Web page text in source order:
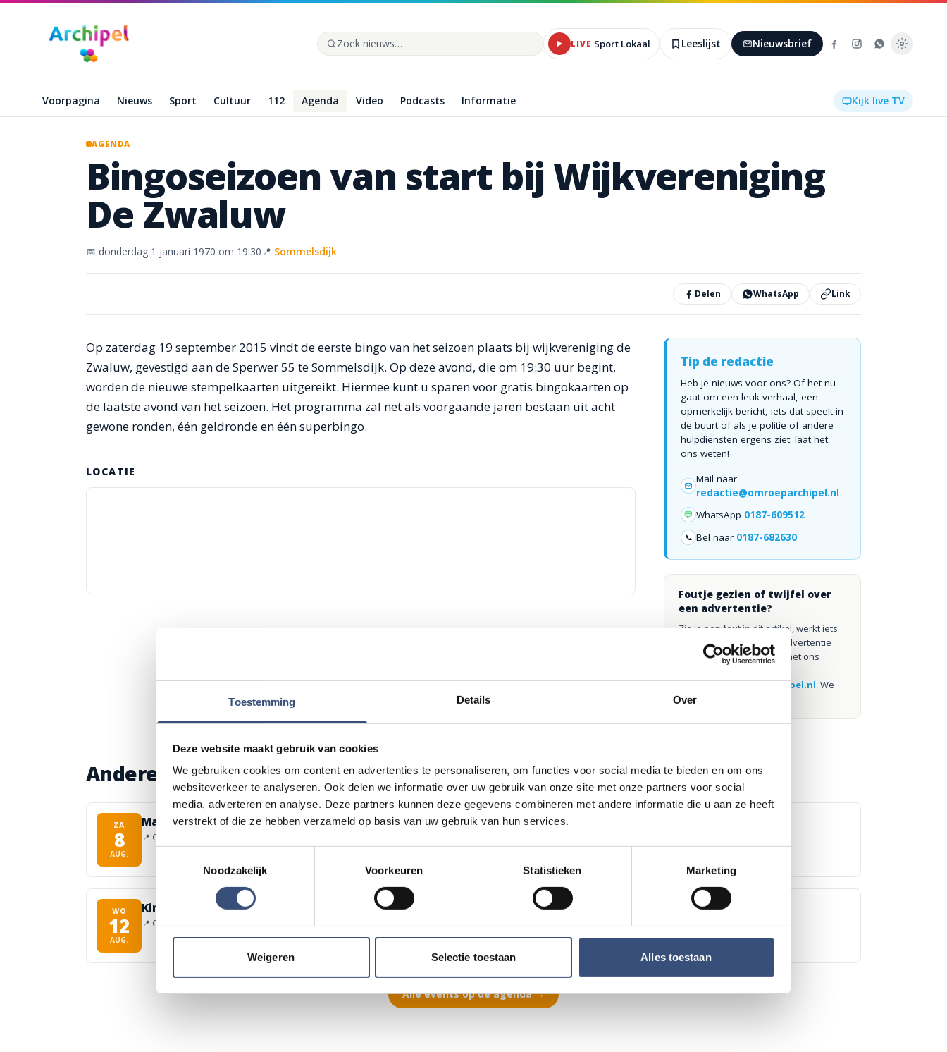
Toestemming Details Over
Deze website maakt gebruik van cookies
We gebruiken cookies om content en advertenties te personaliseren, om functies voor social media te bieden en om ons
websiteverkeer te analyseren. Ook delen we informatie over uw gebruik van onze site met onze partners voor social
media, adverteren en analyse. Deze partners kunnen deze gegevens combineren met andere informatie die u aan ze heeft
verstrekt of die ze hebben verzameld op basis van uw gebruik van hun services.
Noodzakelijk
Voorkeuren Statistieken Marketing
Weigeren Selectie toestaan Alles toestaan
Naar hoofdinhoud
Zoek op de site LIVE Sport Lokaal Leeslijst Nieuwsbrief
Voorpagina Nieuws Sport Cultuur 112 Agenda Video Podcasts Informatie Kijk live TV
AGENDA
Bingoseizoenvan start bijWijkvereniging
De Zwaluw
📅 donderdag 1 januari 1970 om 19:30📍 Sommelsdijk
Delen WhatsApp Link
Op zaterdag 19 september 2015 vindt de eerste bingo van het seizoen plaats bij wijkvereniging de
Zwaluw, gevestigd aan de Sperwer 55 te Sommelsdijk. Op deze avond, die om 19:30 uur begint,
worden de nieuwe stempelkaarten uitgereikt. Hiermee kunt u sparen voor gratis bingokaarten op
de laatste avond van het seizoen. Het programma zal net als voorgaande jaren bestaan uit acht
gewone ronden, één geldronde en één superbingo.
LOCATIE
Tip de redactie
Heb je nieuws voor ons? Of het nu
gaat om een leuk verhaal, een
opmerkelijk bericht, iets dat speelt in
de buurt of als je politie of andere
hulpdiensten ergens ziet: laat het
ons weten!
Mail naar
redactie@omroeparchipel.nl
💬 WhatsApp 0187-609512
📞 Bel naar 0187-682630
Foutje gezien of twijfel over
een advertentie?
Zie je een fout in dit artikel, werkt iets
niet goed of kom je een advertentie
tegen die niet klopt? Laat het ons
redactie@omroeparchipel.nl. We
kijken er graag naar.
Andere events
ZA
8
AUG.
Matinee-concert in Dorpskerk
📍 Ouddorp
DI
11
Magic Summer show met Steven Kazàn
WO
12
AUG.
Kinderdagen bij RTM-trammuseum in Ouddorp
📍 Ouddorp🕐10:00 13
AUG.
Hippie Beach Day markt bij Houten Kaap
📍Ouddorp🕐12:00
Alle events op de agenda →